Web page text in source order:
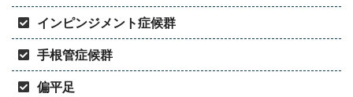
インピンジメント症候群
手根管症候群
偏平足